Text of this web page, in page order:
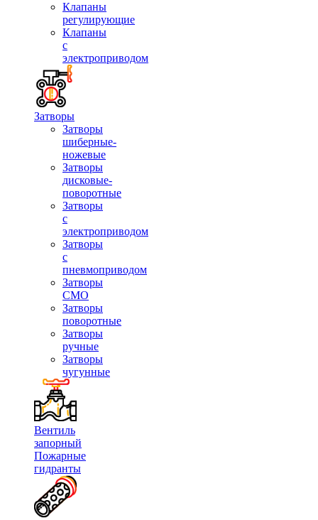
Клапаны
регулирующие
Клапаны
с
электроприводом
Затворы
Затворы
шиберные-
ножевые
Затворы
дисковые-
поворотные
Затворы
с
электроприводом
Затворы
с
пневмоприводом
Затворы
СМО
Затворы
поворотные
Затворы
ручные
Затворы
чугунные
Вентиль
запорный
Пожарные
гидранты